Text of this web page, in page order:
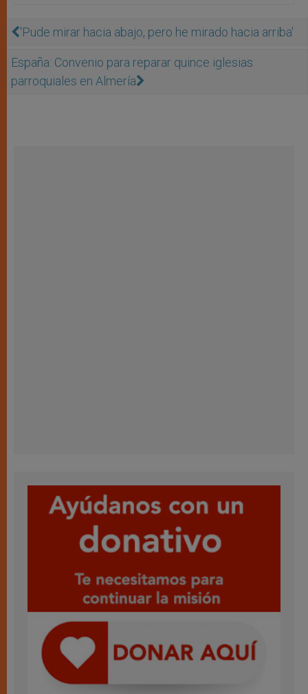
'Pude mirar hacia abajo, pero he mirado hacia arriba'
España: Convenio para reparar quince iglesias
parroquiales en Almería